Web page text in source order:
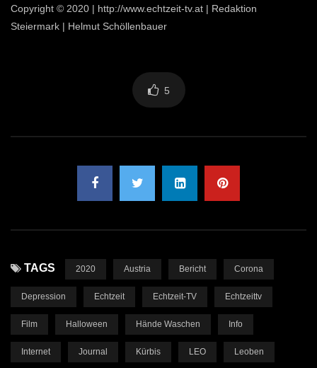
Copyright © 2020 | http://www.echtzeit-tv.at | Redaktion
Steiermark | Helmut Schöllenbauer
5
TAGS 2020 Austria Bericht Corona
Depression Echtzeit Echtzeit-TV Echtzeittv
Film Halloween Hände Waschen Info
Internet Journal Kürbis LEO Leoben